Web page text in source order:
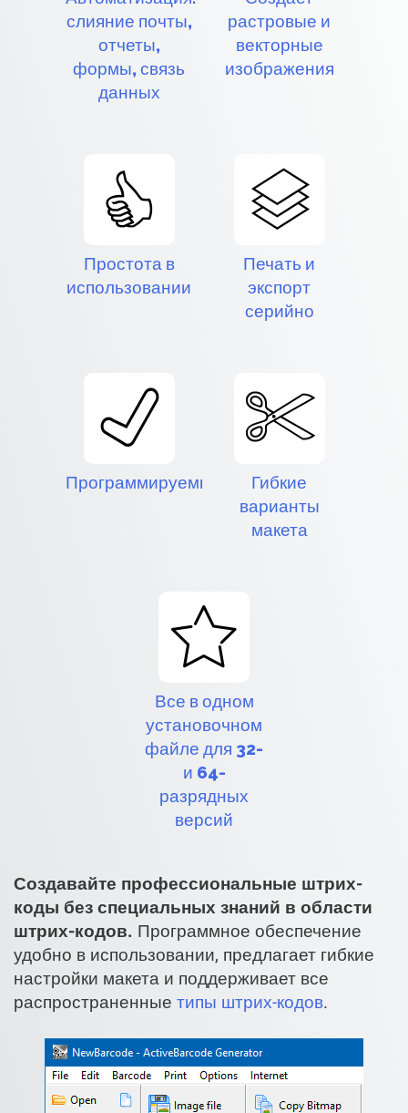
слияние почты,
отчеты,
формы, связь
данных
растровые и
векторные
изображения
Простота в
использовании
Печать и
экспорт
серийно
Программируемый
Гибкие
варианты
макета
Все в одном
установочном
файле для 32-
и 64-
разрядных
версий
Создавайте профессиональные штрих-
коды без специальных знаний в области
штрих-кодов. Программное обеспечение
удобно в использовании, предлагает гибкие
настройки макета и поддерживает все
распространенные типы штрих-кодов.